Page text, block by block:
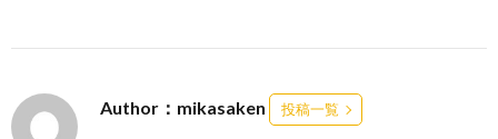
Author：mikasaken 投稿一覧